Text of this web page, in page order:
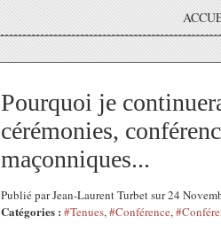
Pourquoi je
cérémonies,
maçonniques...
Publié par Jean-Laurent Turbet sur 24
Catégories : #Tenues,#Conférence,